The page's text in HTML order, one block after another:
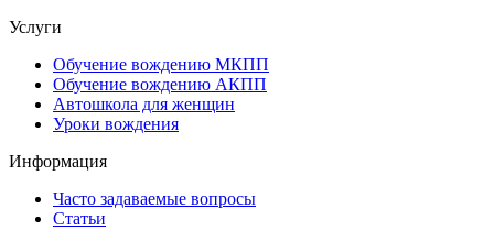
Услуги
Обучение вождению МКПП
Обучение вождению АКПП
Автошкола для женщин
Уроки вождения
Информация
Часто задаваемые вопросы
Статьи